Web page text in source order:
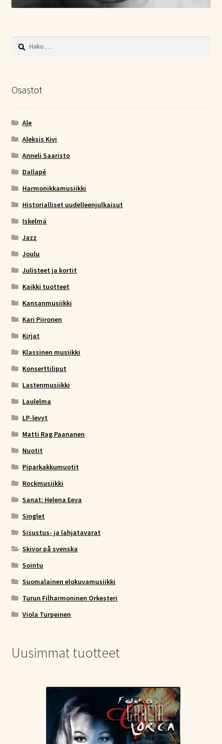
Haku:
Osastot
Ale
Aleksis Kivi
Anneli Saaristo
Dallapé
Harmonikkamusiikki
Historialliset uudelleenjulkaisut
Iskelmä
Jazz
Joulu
Julisteet ja kortit
Kaikki tuotteet
Kansanmusiikki
Kari Piironen
Kirjat
Klassinen musiikki
Konserttiliput
Lastenmusiikki
Laulelma
LP-levyt
Matti Rag Paananen
Nuotit
Piparkakkumuotit
Rockmusiikki
Sanat: Helena Eeva
Singlet
Sisustus- ja lahjatavarat
Skivor på svenska
Sointu
Suomalainen elokuvamusiikki
Turun Filharmoninen Orkesteri
Viola Turpeinen
Uusimmat tuotteet